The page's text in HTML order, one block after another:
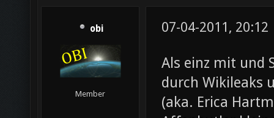
obi
Member
07-04-2011, 20:12
Als einz mit und
durch Wikileaks
(aka. Erica